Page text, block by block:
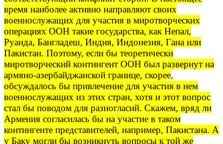
время наиболее активно направляют своих
военнослужащих для участия в миротворческих
операциях ООН такие государства, как Непал,
Руанда, Бангладеш, Индия, Индонезия, Гана или
Пакистан. Поэтому, если бы теоретически
миротворческий контингент ООН был развернут на
армяно-азербайджанской границе, скорее,
обсуждалось бы привлечение для участия в нем
военнослужащих из этих стран, хотя и этот вопрос
стал бы поводом для разногласий. Скажем, вряд ли
Армения согласилась бы на участие в таком
контингенте представителей, например, Пакистана. А
у Баку могли бы возникнуть вопросы к той же